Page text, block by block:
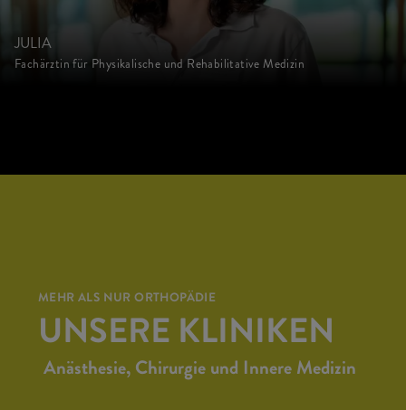
JULIA
Fachärztin für Physikalische und Rehabilitative Medizin
MEHR ALS NUR ORTHOPÄDIE
UNSERE KLINIKEN
Anästhesie, Chirurgie und Innere Medizin